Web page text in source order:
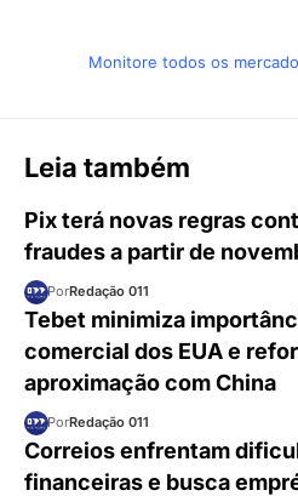
Monitore todos os
Leia também
Pix terá novas regras
fraudes a partir de
PorRedação 011
Tebet minimiza
comercial dos EUA e
aproximação com China
PorRedação 011
Correios enfrentam
financeiras e busca